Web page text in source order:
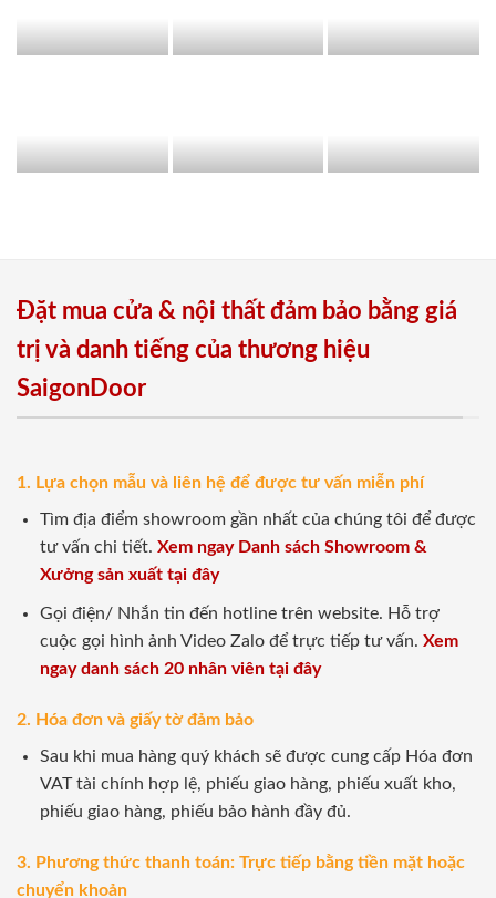
Đặt mua cửa & nội thất đảm bảo bằng giá
trị và danh tiếng của thương hiệu
SaigonDoor
1. Lựa chọn mẫu và liên hệ để được tư vấn miễn phí
Tìm địa điểm showroom gần nhất của chúng tôi để được
tư vấn chi tiết. Xem ngay Danh sách Showroom &
Xưởng sản xuất tại đây
Gọi điện/ Nhắn tin đến hotline trên website. Hỗ trợ
cuộc gọi hình ảnh Video Zalo để trực tiếp tư vấn. Xem
ngay danh sách 20 nhân viên tại đây
2. Hóa đơn và giấy tờ đảm bảo
Sau khi mua hàng quý khách sẽ được cung cấp Hóa đơn
VAT tài chính hợp lệ, phiếu giao hàng, phiếu xuất kho,
phiếu giao hàng, phiếu bảo hành đầy đủ.
3. Phương thức thanh toán: Trực tiếp bằng tiền mặt hoặc
chuyển khoản